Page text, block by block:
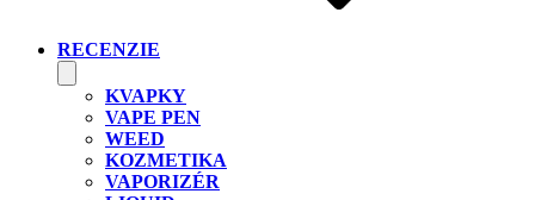
RECENZIE
KVAPKY
VAPE PEN
WEED
KOZMETIKA
VAPORIZÉR